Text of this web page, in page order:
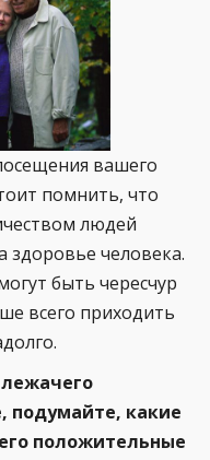
вашего
помнить, что
людей
здоровье человека.
быть чересчур
всего приходить
подумайте, какие
положительные